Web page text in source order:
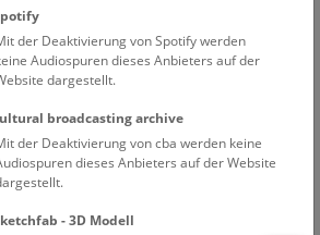
der Deaktivierung von Spotify werden
Audiospuren dieses Anbieters auf der
dargestellt.
broadcasting archive
der Deaktivierung von cba werden keine
dieses Anbieters auf der Website
- 3D Modell